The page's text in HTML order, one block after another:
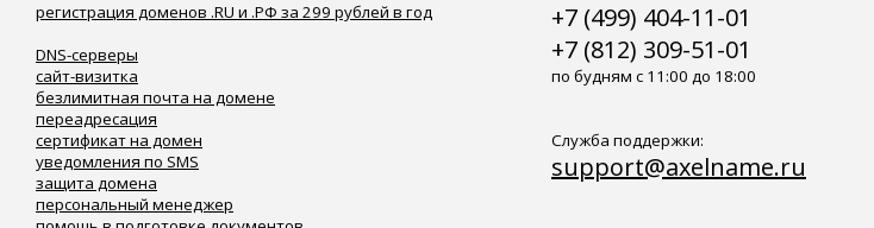
регистрация доменов .RU и .РФ за 299 рублей в год
DNS-серверы
сайт-визитка
безлимитная почта на домене
переадресация
сертификат на домен
уведомления по SMS
защита домена
персональный менеджер
+7 (499) 404-11-01
+7 (812) 309-51-01
по будням с 11:00 до 18:00
Служба поддержки:
support@axelname.ru